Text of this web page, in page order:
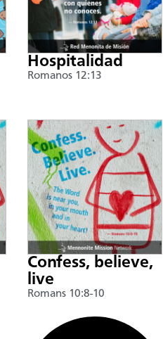
Hospitalidad
Romanos 12:13
Confess, believe,
live
Romans 10:8-10